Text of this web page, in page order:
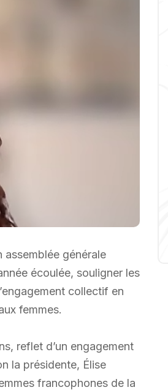
assemblée générale
écoulée, souligner les
collectif en
femmes.
reflet d’un engagement
la présidente, Élise
francophones de la